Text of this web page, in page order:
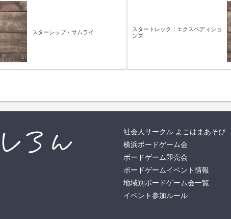
スターシップ・サムライ
スタートレック：エクスペディショ
ンズ
社会人サークル よこはまあそび
横浜ボードゲーム会
ボードゲーム即売会
ボードゲームイベント情報
地域別ボードゲーム会一覧
イベント参加ルール